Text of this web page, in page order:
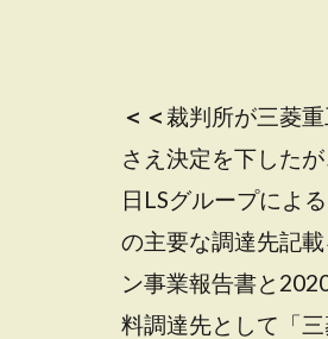
＜＜ 裁判所が三菱
さえ決定を下した
日LSグループによ
の主要な調達先記
ン事業報告書と
料調達先として「三